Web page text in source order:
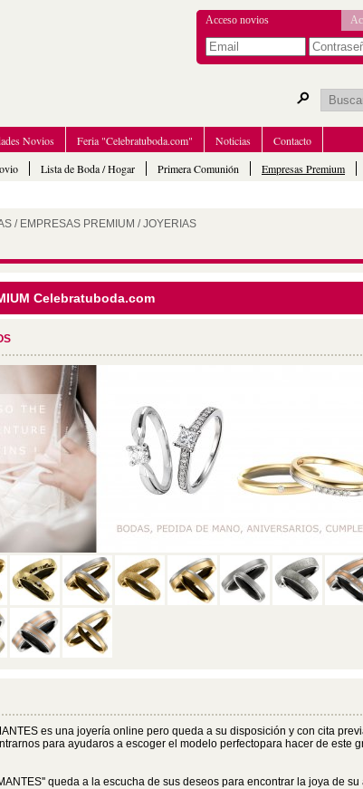
Acceso novios
Lista de Boda / Hogar Primera Comunión Empresas Premium
Novios Feria "Celebratuboda.com" Noticias Contacto
/ EMPRESAS PREMIUM /JOYERIAS
Celebratuboda.com
es una joyería online pero queda a su disposición y con cita
para ayudaros a escoger el modelo perfectopara hacer de este
queda a la escucha de sus deseos para encontrar la joya de su